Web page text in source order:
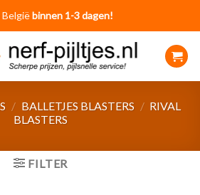
Belgiëbinnen 1-3 dagen!
/ BALLETJES BLASTERS / RIVAL
BLASTERS
FILTER